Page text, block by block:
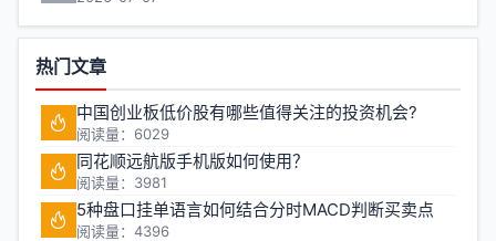
热门文章
中国创业板低价股有哪些值得关注的投资机会?
阅读量：6029
同花顺远航版手机版如何使用？
阅读量：3981
5种盘口挂单语言如何结合分时MACD判断买卖点
阅读量：4396